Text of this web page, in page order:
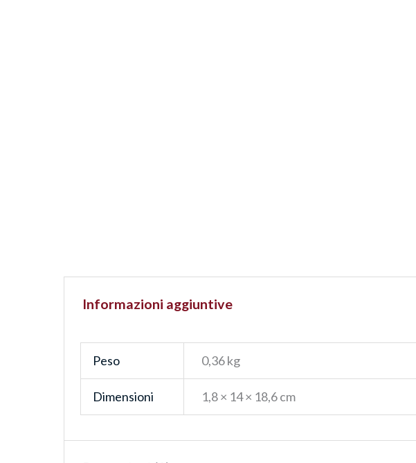
Informazioni aggiuntive
Peso 0,36 kg
Dimensioni 1,8 × 14 × 18,6 cm